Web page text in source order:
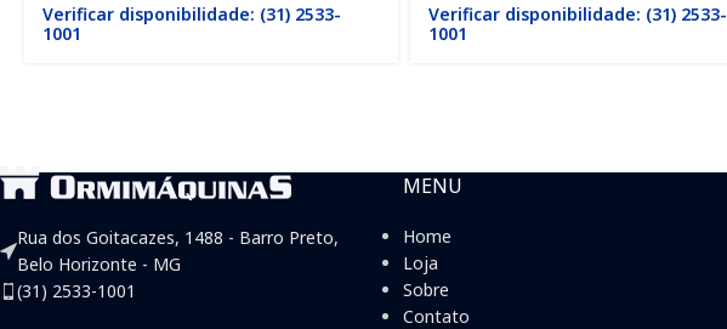
Verificar disponibilidade: (31) 2533-
1001
Verificar disponibilidade: (31) 2533-
1001
Rua dos Goitacazes, 1488 - Barro Preto,
Belo Horizonte - MG
(31) 2533-1001
MENU
Home
Loja
Sobre
Contato